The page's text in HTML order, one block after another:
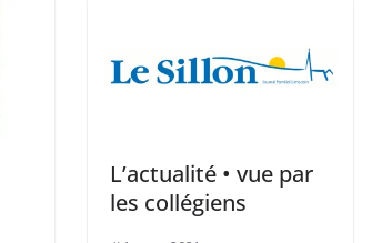
L’actualité • vue par
les collégiens